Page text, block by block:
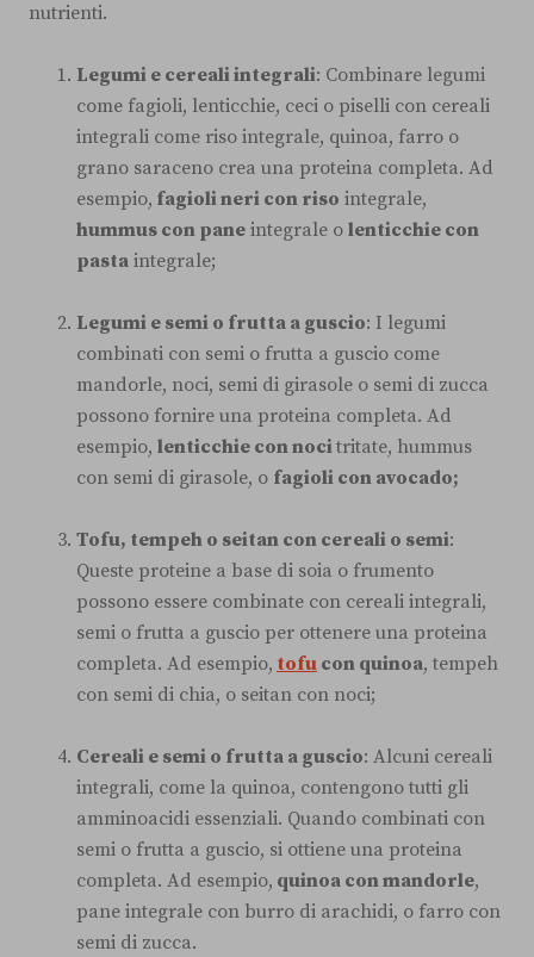
nutrienti.
Legumi e cereali integrali: Combinare legumi
come fagioli, lenticchie, ceci o piselli con cereali
integrali come riso integrale, quinoa, farro o
grano saraceno crea una proteina completa. Ad
esempio, fagioli neri con riso integrale,
hummus con pane integrale o lenticchie con
pasta integrale;
Legumi e semi o frutta a guscio: I legumi
combinati con semi o frutta a guscio come
mandorle, noci, semi di girasole o semi di zucca
possono fornire una proteina completa. Ad
esempio, lenticchie con nocitritate, hummus
con semi di girasole, o fagioli con avocado;
Tofu, tempeh o seitan con cereali o semi:
Queste proteine a base di soia o frumento
possono essere combinate con cereali integrali,
semi o frutta a guscio per ottenere una proteina
completa. Ad esempio, tofu con quinoa, tempeh
con semi di chia, o seitan con noci;
Cereali e semi o frutta a guscio: Alcuni cereali
integrali, come la quinoa, contengono tutti gli
amminoacidi essenziali. Quando combinati con
semi o frutta a guscio, si ottiene una proteina
completa. Ad esempio, quinoa con mandorle,
pane integrale con burro di arachidi, o farro con
semi di zucca.